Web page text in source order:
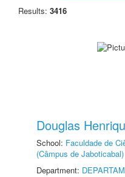
Results: 3416
Douglas
School: Faculdade de
(Câmpus de Jaboticabal)
Department: